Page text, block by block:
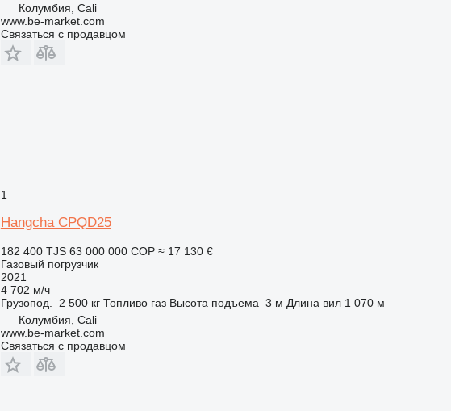
Колумбия, Cali
www.be-market.com
Связаться с продавцом
1
Hangcha CPQD25
182 400 TJS 63 000 000 COP ≈ 17 130 €
Газовый погрузчик
2021
4 702 м/ч
Грузопод.
2 500 кг Топливо газ Высота подъема 3 м Длина вил 1 070 м
Колумбия, Cali
www.be-market.com
Связаться с продавцом